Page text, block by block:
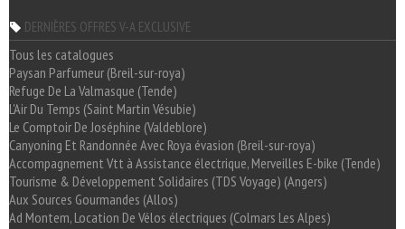
DERNIÈRES OFFRES V-A EXCLUSIVE
Tous les catalogues
Paysan Parfumeur (Breil-sur-roya)
Refuge De La Valmasque (Tende)
L'Air Du Temps (Saint Martin Vésubie)
Le Comptoir De Joséphine (Valdeblore)
Canyoning Et Randonnée Avec Roya évasion (Breil-sur-roya)
Accompagnement Vtt à Assistance électrique, Merveilles E-bike (Tende)
Tourisme & Développement Solidaires (TDS Voyage) (Angers)
Aux Sources Gourmandes (Allos)
Ad Montem, Location De Vélos électriques (Colmars Les Alpes)